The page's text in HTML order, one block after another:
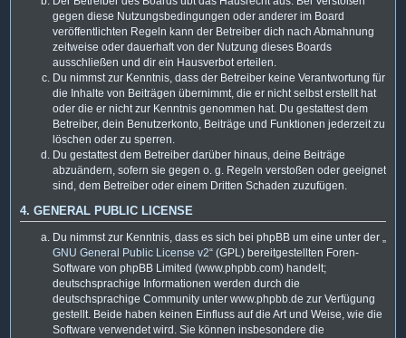
gegen diese Nutzungsbedingungen oder anderer im Board
veröffentlichten Regeln kann der Betreiber dich nach Abmahnung
zeitweise oder dauerhaft von der Nutzung dieses Boards
ausschließen und dir ein Hausverbot erteilen.
Du nimmst zur Kenntnis, dass der Betreiber keine Verantwortung für
die Inhalte von Beiträgen übernimmt, die er nicht selbst erstellt hat
oder die er nicht zur Kenntnis genommen hat. Du gestattest dem
Betreiber, dein Benutzerkonto, Beiträge und Funktionen jederzeit zu
löschen oder zu sperren.
Du gestattest dem Betreiber darüber hinaus, deine Beiträge
abzuändern, sofern sie gegen o. g. Regeln verstoßen oder geeignet
sind, dem Betreiber oder einem Dritten Schaden zuzufügen.
4. GENERAL PUBLIC LICENSE
Du nimmst zur Kenntnis, dass es sich bei phpBB um eine unter der „
GNU General Public License v2“ (GPL) bereitgestellten Foren-
Software von phpBB Limited (www.phpbb.com) handelt;
deutschsprachige Informationen werden durch die
deutschsprachige Community unter www.phpbb.de zur Verfügung
gestellt. Beide haben keinen Einfluss auf die Art und Weise, wie die
Software verwendet wird. Sie können insbesondere die